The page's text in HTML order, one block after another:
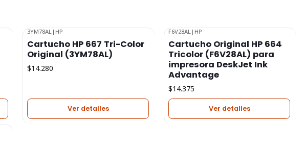
Agotado
3YM78AL | HP
Cartucho HP 667 Tri-Color
Original (3YM78AL)
$14.280
Ver detalles
Agotado
F6V28AL | HP
Cartucho Original HP 664
Tricolor (F6V28AL) para
impresora DeskJet Ink
Advantage
$14.375
Ver detalles